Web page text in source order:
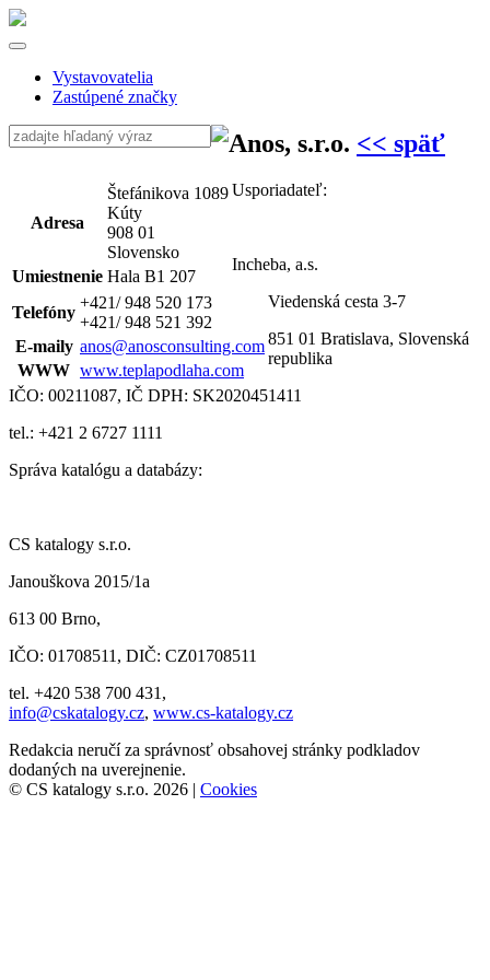
Vystavovatelia
Zastúpené značky
Anos, s.r.o. << späť
Adresa
Štefánikova 1089
Kúty
908 01
Slovensko
Umiestnenie Hala B1 207
Telefóny
+421/ 948 520 173
+421/ 948 521 392
E-maily anos@anosconsulting.com
WWW www.teplapodlaha.com
Usporiadateľ:
Incheba, a.s.
Viedenská cesta 3-7
851 01 Bratislava, Slovenská
republika
IČO: 00211087, IČ DPH: SK2020451411
tel.: +421 2 6727 1111
Správa katalógu a databázy:
CS katalogy s.r.o.
Janouškova 2015/1a
613 00 Brno,
IČO: 01708511, DIČ: CZ01708511
tel. +420 538 700 431,
info@cskatalogy.cz, www.cs-katalogy.cz
Redakcia neručí za správnosť obsahovej stránky podkladov
dodaných na uverejnenie.
© CS katalogy s.r.o. 2026 | Cookies